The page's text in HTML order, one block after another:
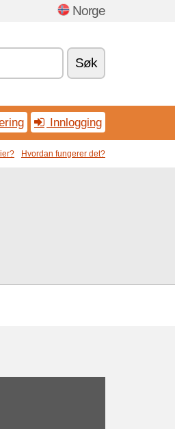
Norge
Søk
Innlogging
Hvordan fungerer det?